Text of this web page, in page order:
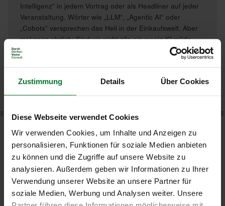
Zustimmung Details Über Cookies
Diese Webseite verwendet Cookies
Wir verwenden Cookies, um Inhalte und Anzeigen zu
personalisieren, Funktionen für soziale Medien anbieten
zu können und die Zugriffe auf unsere Website zu
analysieren. Außerdem geben wir Informationen zu Ihrer
Verwendung unserer Website an unsere Partner für
soziale Medien, Werbung und Analysen weiter. Unsere
Intelligenz“ in jedem Vortrag oder als Headliner auf jeder
Veranstaltung. Wörter wie „LLM“, „Agentic AI“ oder
„Cobots“ versprechen das Heil in der Einkaufswelt. Aber
mal ganz ehrlich: Sind wir nicht alle ein wenig KI müde
und gibt es nicht noch andere (dringlichere) Themen im
Einkauf? Frank Sundermann zeigt auf, welche dies sein
2 5
"Stimmt es Sie nachdenklich, dass Sie
das meiste von dem, was Sie heute
denken, schon gestern gedacht
haben?"